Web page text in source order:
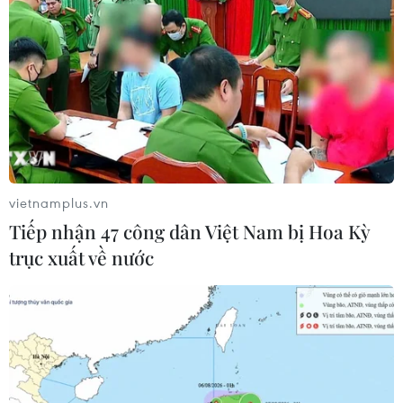
thẻ theo nhóm khác; còn lại hơn 481.000 người
đã được cấp miễn phí theo diện "xã An toàn
khu."
Người dân làm thủ tục khám chữa bệnh bảo hiểm y tế. (Ảnh:
PV/Vietnam+)
vietnamplus.vn
Tiếp nhận 47 công dân Việt Nam bị Hoa Kỳ
trục xuất về nước